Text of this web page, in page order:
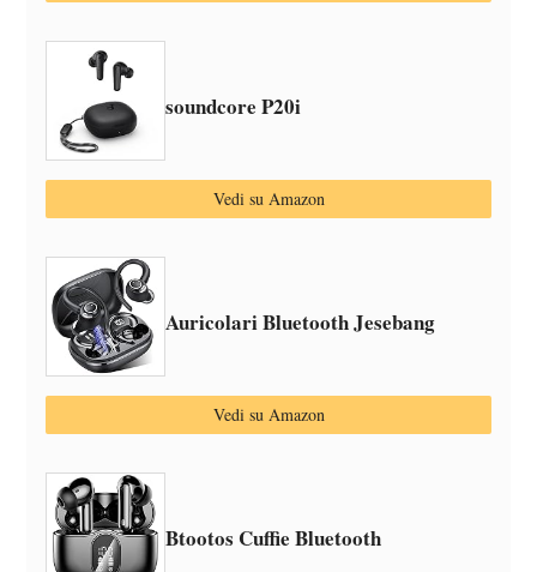
soundcore P20i
Vedi su Amazon
Auricolari Bluetooth Jesebang
Vedi su Amazon
Btootos Cuffie Bluetooth